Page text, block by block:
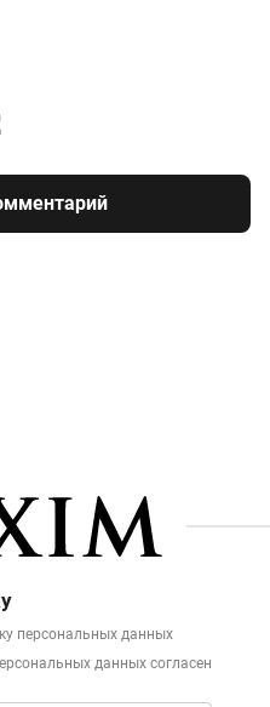
персональных данных
данных согласен